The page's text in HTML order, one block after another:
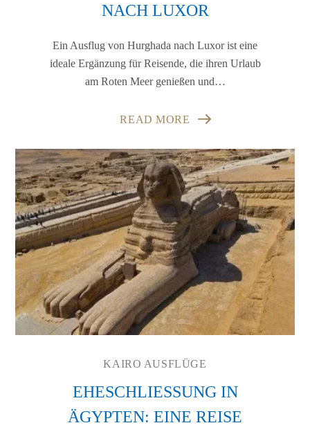
NACH LUXOR
Ein Ausflug von Hurghada nach Luxor ist eine
ideale Ergänzung für Reisende, die ihren Urlaub
am Roten Meer genießen und…
READ MORE
KAIRO AUSFLÜGE
EHESCHLIESSUNG IN Ä
GYPTEN: EINE REISE D